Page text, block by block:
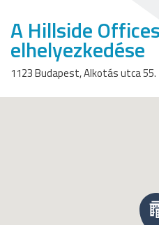
A Hillside
elhelyezkedése
1123 Budapest, Alkotás utca 55.